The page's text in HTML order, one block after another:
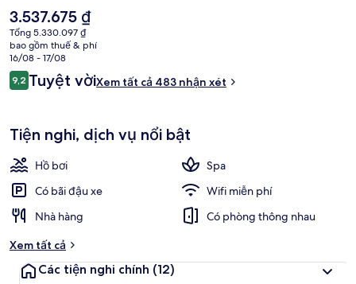
và phòng xông hơi.
Giá
hiện
tại
là
3.537.675 ₫
3.537.675 ₫
Tổng 5.330.097 ₫
bao gồm thuế & phí
16/08 - 17/08
Nhận
xét
9,29,2 trên 10,
Tuyệt vờiXem tất cả 483 nhận xét
Tiện nghi, dịch vụ nổi bật
Hồ bơi
Spa
Có bãi đậu xe
Wifi miễn phí
Nhà hàng
Có phòng thông nhau
Xem tất cả
Các tiện nghi chính (12)